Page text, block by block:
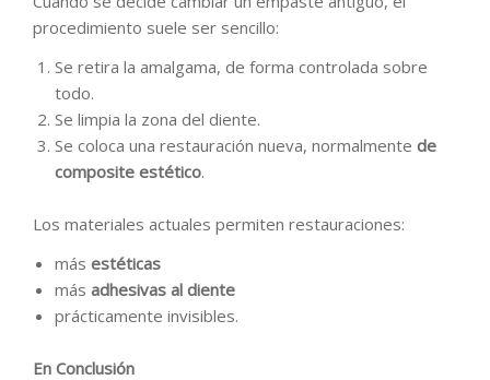
procedimiento suele ser sencillo:
Se retira la amalgama, de forma controlada sobre
todo.
Se limpia la zona del diente.
Se coloca una restauración nueva, normalmente de
composite estético.
Los materiales actuales permiten restauraciones:
más estéticas
más adhesivas al diente
prácticamente invisibles.
En Conclusión